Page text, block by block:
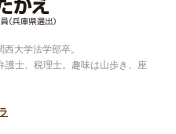
大学法学部卒。
護士、税理士。趣味は山歩き、座